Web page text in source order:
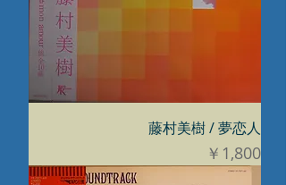
藤村美樹 / 夢恋人
価格
￥1,800